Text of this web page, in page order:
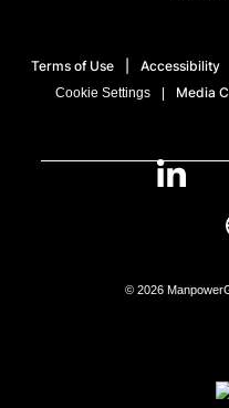
Terms of Use Accessibility
Cookie Settings Media
© 2026